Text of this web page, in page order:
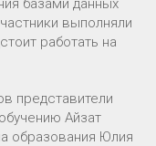
базами данных
выполняли
работать на
представители
Айзат
образования Юлия